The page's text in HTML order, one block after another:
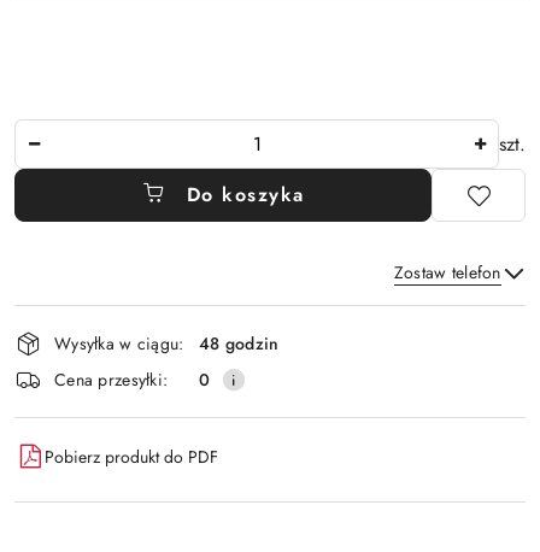
szt.
Do koszyka
Zostaw telefon
Wyślij
Dostępność
i
dostawa
Wysyłka w ciągu:
48 godzin
Cena przesyłki:
0
Pobierz produkt do PDF